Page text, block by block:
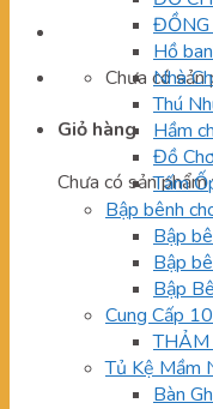
Chưa có sản
Giỏ hàng
Chưa có sản
ĐỒNG
Hồ
Nhà
Thú
Hầm
Đồ
Tấm
Bập bênh
Bập
Bập
Bập
Cung Cấp
THẢM
Tủ Kệ Mầm
Bàn